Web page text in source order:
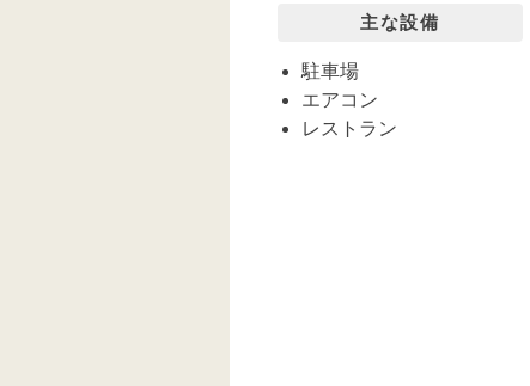
主な設備
駐車場
エアコン
レストラン